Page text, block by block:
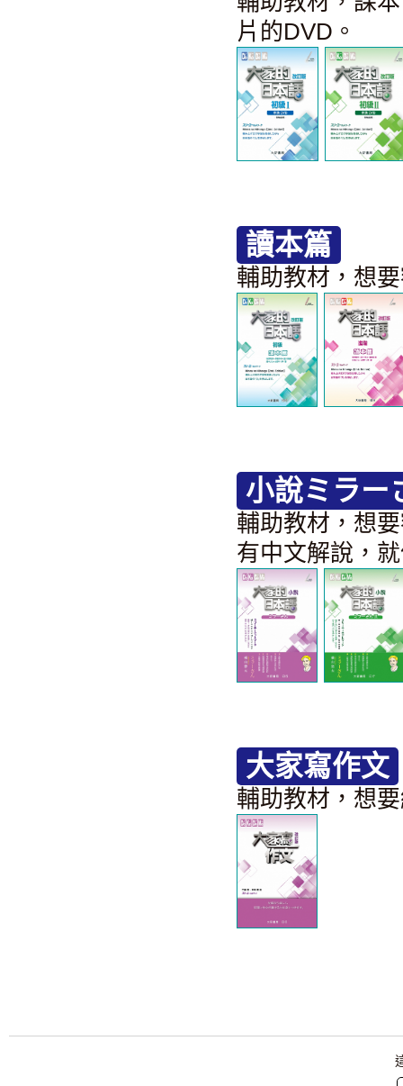
片的DVD。
讀本篇
輔助教材，想
小說ミラー
輔助教材，想
有中文解說，
大家寫作文
輔助教材，想